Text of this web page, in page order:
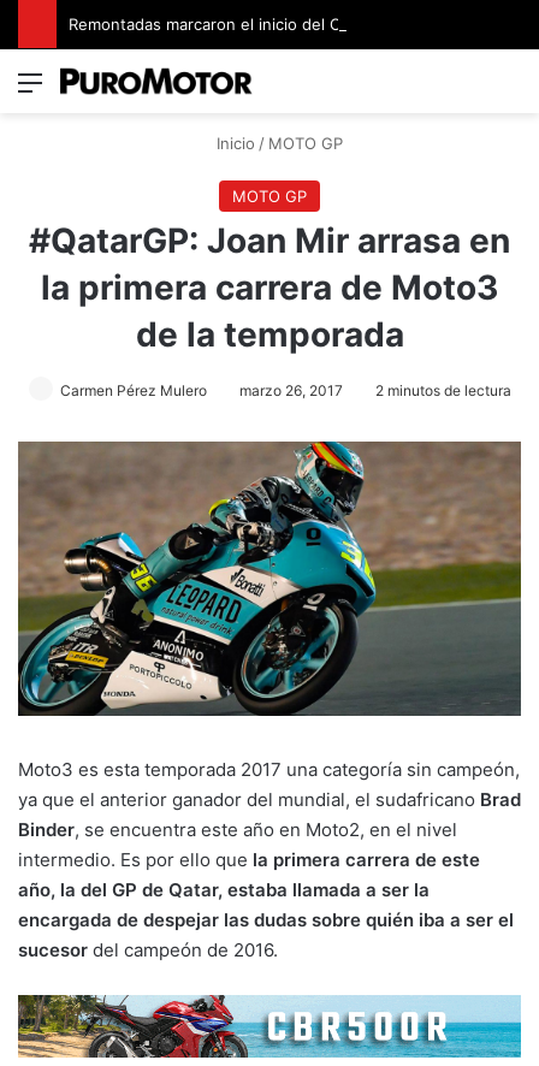
Menú
Inicio / MOTO GP
MOTO GP
#QatarGP: Joan Mir arrasa en
la primera carrera de Moto3
de la temporada
Carmen Pérez Mulero marzo 26, 2017 2 minutos de lectura
Moto3 es esta temporada 2017 una categoría sin campeón,
ya que el anterior ganador del mundial, el sudafricano Brad
Binder, se encuentra este año en Moto2, en el nivel
intermedio. Es por ello que la primera carrera de este
año, la del GP de Qatar, estaba llamada a ser la
encargada de despejar las dudas sobre quién iba a ser el
sucesor del campeón de 2016.